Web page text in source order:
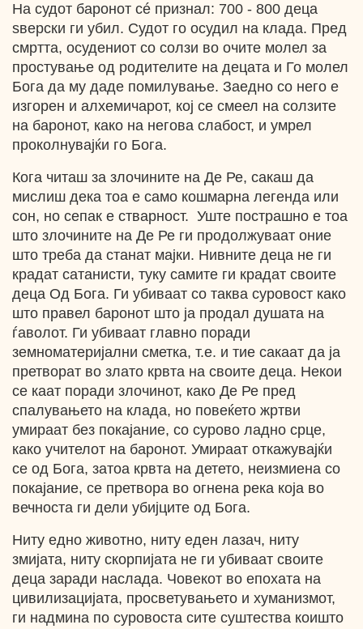
На судот баронот cé признал: 700 - 800 деца
ѕверски ги убил. Судот го осудил на клада. Пред
смртта, осудениот со солзи во очите молел за
простување од родителите на децата и Го молел
Бога да му даде помилување. Заедно со него е
изгорен и алхемичарот, кој се смеел на солзите
на баронот, како на негова слабост, и умрел
проколнувајќи го Бога.
Кога читаш за злочините на Де Ре, сакаш да
мислиш дека тоа е само кошмарна легенда или
сон, но сепак е стварност. Уште пострашно е тоа
што злочините на Де Ре ги продолжуваат оние
што треба да станат мајки. Нивните деца не ги
крадат сатанисти, туку самите ги крадат своите
деца Од Бога. Ги убиваат со таква суровост како
што правел баронот што ја продал душата на
ѓаволот. Ги убиваат главно поради
земноматеријални сметка, т.е. и тие сакаат да ја
претворат во злато крвта на своите деца. Некои
се каат поради злочинот, како Де Ре пред
спалувањето на клада, но повеќето жртви
умираат без покајание, со сурово ладно срце,
како учителот на баронот. Умираат откажувајќи
се од Бога, затоа крвта на детето, неизмиена со
покајание, се претвора во огнена река која во
вечноста ги дели убијците од Бога.
Ниту едно животно, ниту еден лазач, ниту
змијата, ниту скорпијата не ги убиваат своите
деца заради наслада. Човекот во епохата на
цивилизацијата, просветувањето и хуманизмот,
ги надмина по суровоста сите суштества коишто